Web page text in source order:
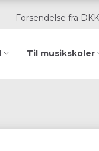
Forsendelse fra
Til musikskoler